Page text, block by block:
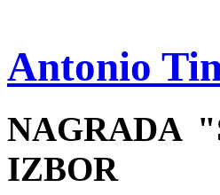
Antonio
NAGRADA
IZBOR